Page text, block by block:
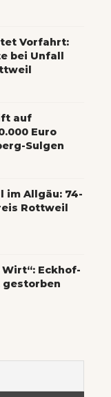
Vorfahrt:
bei Unfall
auf
Euro
Sulgen
im Allgäu: 74-
Rottweil
Eckhof-